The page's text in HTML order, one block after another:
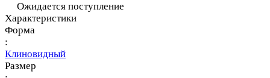
Ожидается поступление
Характеристики
Форма
:
Клиновидный
Размер